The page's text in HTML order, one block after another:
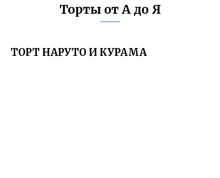
Торты от А до Я
ТОРТ НАРУТО И КУРАМА